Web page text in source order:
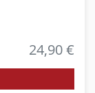
24,90 €